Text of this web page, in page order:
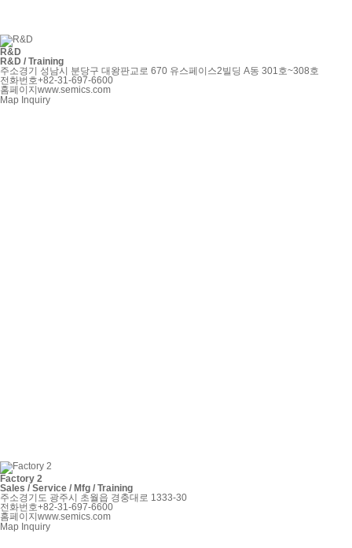
R&D
R&D / Training
주소경기 성남시 분당구 대왕판교로 670 유스페이스2빌딩 A동 301호~308호
전화번호+82-31-697-6600
홈페이지 www.semics.com
Map Inquiry
Factory 2
Sales / Service / Mfg / Training
주소경기도 광주시 초월읍 경충대로 1333-30
전화번호+82-31-697-6600
홈페이지 www.semics.com
Map Inquiry